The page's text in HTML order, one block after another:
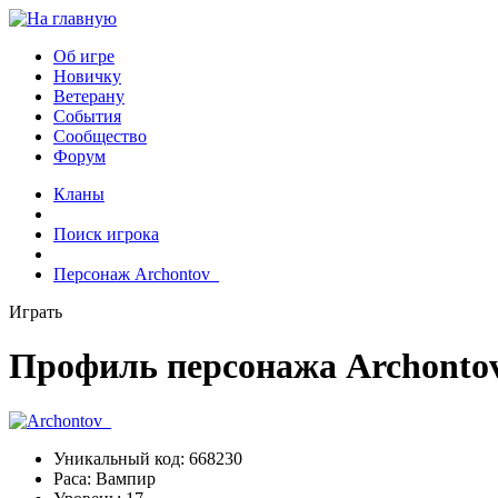
Об игре
Новичку
Ветерану
События
Сообщество
Форум
Кланы
Поиск игрока
Персонаж Archontov_
Играть
Профиль персонажа
Уникальный код: 668230
Раса: Вампир